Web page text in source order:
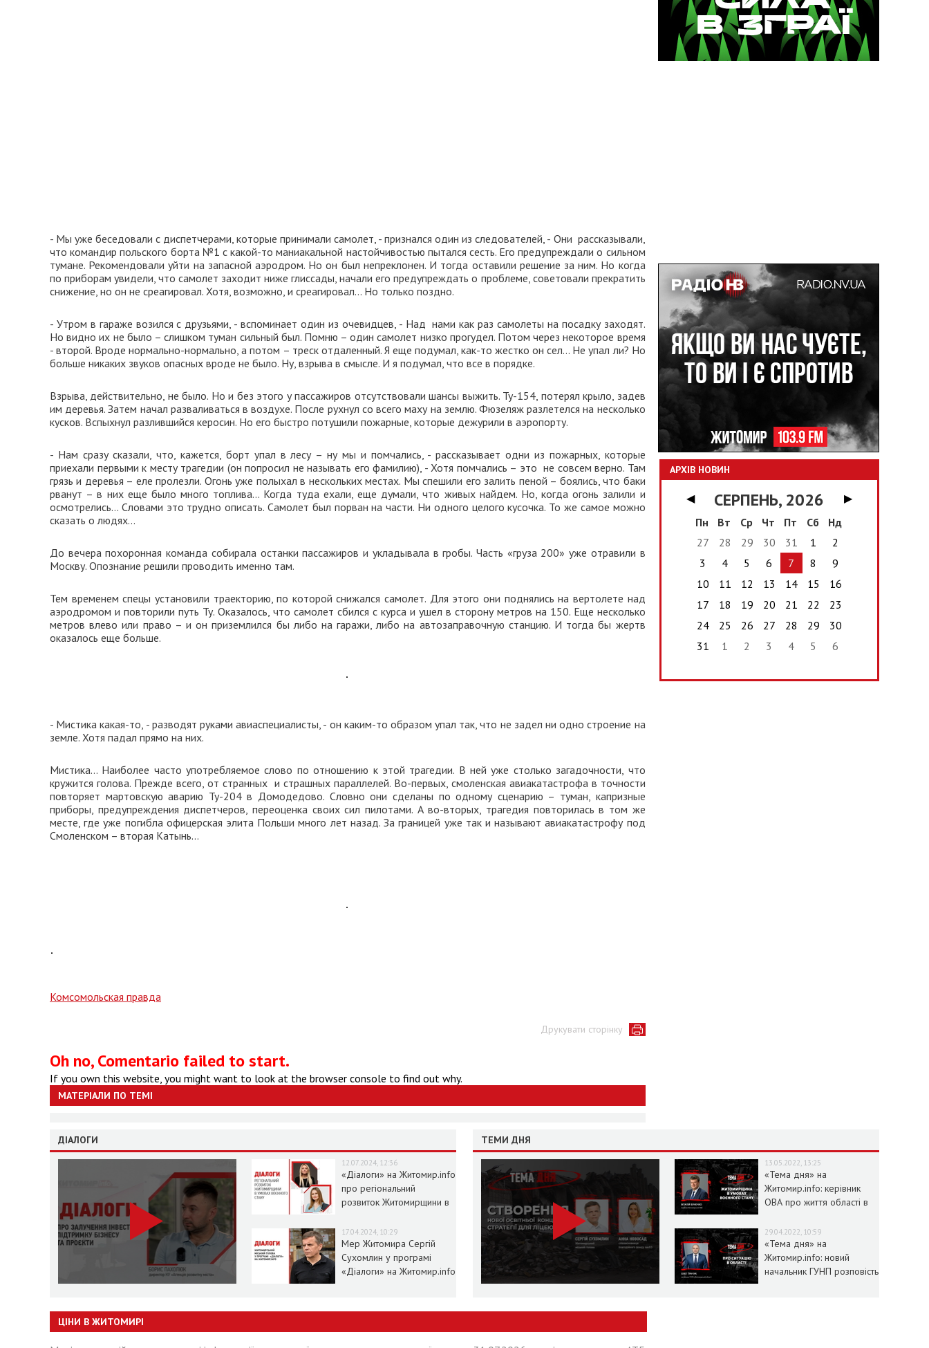
- Мы уже беседовали с диспетчерами, которые принимали самолет, - признался один из следователей, - Они рассказывали,
что командир польского борта №1 с какой-то маниакальной настойчивостью пытался сесть. Его предупреждали о сильном
тумане. Рекомендовали уйти на запасной аэродром. Но он был непреклонен. И тогда оставили решение за ним. Но когда
по приборам увидели, что самолет заходит ниже глиссады, начали его предупреждать о проблеме, советовали прекратить
снижение, но он не среагировал. Хотя, возможно, и среагировал… Но только поздно.
- Утром в гараже возился с друзьями, - вспоминает один из очевидцев, - Над нами как раз самолеты на посадку заходят.
Но видно их не было – слишком туман сильный был. Помню – один самолет низко прогудел. Потом через некоторое время
- второй. Вроде нормально-нормально, а потом – треск отдаленный. Я еще подумал, как-то жестко он сел… Не упал ли? Но
больше никаких звуков опасных вроде не было. Ну, взрыва в смысле. И я подумал, что все в порядке.
Взрыва, действительно, не было. Но и без этого у пассажиров отсутствовали шансы выжить. Ту-154, потерял крыло, задев
им деревья. Затем начал разваливаться в воздухе. После рухнул со всего маху на землю. Фюзеляж разлетелся на несколько
кусков. Вспыхнул разлившийся керосин. Но его быстро потушили пожарные, которые дежурили в аэропорту.
- Нам сразу сказали, что, кажется, борт упал в лесу – ну мы и помчались, - рассказывает одни из пожарных, которые
приехали первыми к месту трагедии (он попросил не называть его фамилию), - Хотя помчались – это не совсем верно. Там
грязь и деревья – еле пролезли. Огонь уже полыхал в нескольких местах. Мы спешили его залить пеной – боялись, что баки
рванут – в них еще было много топлива… Когда туда ехали, еще думали, что живых найдем. Но, когда огонь залили и
осмотрелись… Словами это трудно описать. Самолет был порван на части. Ни одного целого кусочка. То же самое можно
сказать о людях…
До вечера похоронная команда собирала останки пассажиров и укладывала в гробы. Часть «груза 200» уже отравили в
Москву. Опознание решили проводить именно там.
Тем временем спецы установили траекторию, по которой снижался самолет. Для этого они поднялись на вертолете над
аэродромом и повторили путь Ту. Оказалось, что самолет сбился с курса и ушел в сторону метров на 150. Еще несколько
метров влево или право – и он приземлился бы либо на гаражи, либо на автозаправочную станцию. И тогда бы жертв
оказалось еще больше.
- Мистика какая-то, - разводят руками авиаспециалисты, - он каким-то образом упал так, что не задел ни одно строение на
земле. Хотя падал прямо на них.
Мистика… Наиболее часто употребляемое слово по отношению к этой трагедии. В ней уже столько загадочности, что
кружится голова. Прежде всего, от странных и страшных параллелей. Во-первых, смоленская авиакатастрофа в точности
повторяет мартовскую аварию Ту-204 в Домодедово. Словно они сделаны по одному сценарию – туман, капризные
приборы, предупреждения диспетчеров, переоценка своих сил пилотами. А во-вторых, трагедия повторилась в том же
месте, где уже погибла офицерская элита Польши много лет назад. За границей уже так и называют авиакатастрофу под
Смоленском – вторая Катынь…
Комсомольская правда
Друкувати сторінку
Oh no, Comentario failed to start.
If you own this website, you might want to look at the browser console to find out why.
МАТЕРІАЛИ ПО ТЕМІ
АРХІВ НОВИН
◀ СЕРПЕНЬ, 2026
▶
Пн
Вт Ср Чт Пт Сб
Нд
27
28 29 30 31 1
2
3
4 5 6 7 8
9
10
11 12 13 14 15
16
17
18 19 20 21 22
23
24
25 26 27 28 29
30
31
1 2 3 4 5 6
ДІАЛОГИ
12.07.2024, 12:36
«Діалоги» на Житомир.info
про регіональний
розвиток Житомирщини в
17.04.2024, 10:29
Мер Житомира Сергій
Сухомлин у програмі
«Діалоги» на Житомир.info
ТЕМИ ДНЯ
13.05.2022, 13:25
«Тема дня» на
Житомир.info: керівник
ОВА про життя області в
29.04.2022, 10:59
«Тема дня» на
Житомир.info: новий
начальник ГУНП розповість
ЦІНИ В ЖИТОМИРІ